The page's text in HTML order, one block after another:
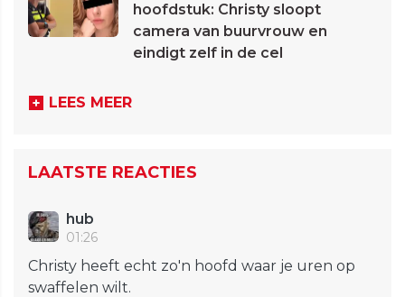
hoofdstuk: Christy sloopt
camera van buurvrouw en
eindigt zelf in de cel
LEES MEER
LAATSTE REACTIES
hub
01:26
Christy heeft echt zo'n hoofd waar je uren op
swaffelen wilt.